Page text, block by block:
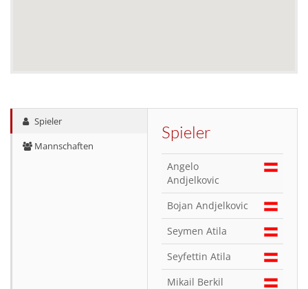
Spieler
Mannschaften
Spieler
Angelo
Andjelkovic
Bojan Andjelkovic
Seymen Atila
Seyfettin Atila
Mikail Berkil